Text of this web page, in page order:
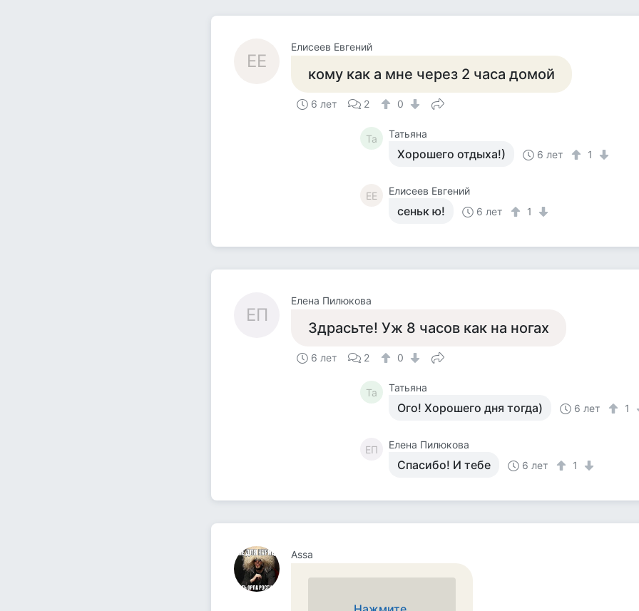
ЕЕ
Елисеев Евгений
кому как а мне через 2 часа домой
6 лет 2 0
Та Татьяна
Хорошего отдыха!) 6 лет 1
ЕЕ Елисеев Евгений
сеньк ю! 6 лет 1
ЕП
Елена Пилюкова
Здрасьте! Уж 8 часов как на ногах
6 лет 2 0
Та Татьяна
Ого! Хорошего дня тогда) 6 лет 1
ЕП Елена Пилюкова
Спасибо! И тебе 6 лет 1
Assa